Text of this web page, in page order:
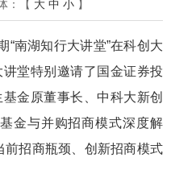
：【 大 中 小 】
“南湖知行大讲堂”在科创大
堂特别邀请了国金证券投
金原董事长、中科大新创
金与并购招商模式深度解
前招商瓶颈、创新招商模式